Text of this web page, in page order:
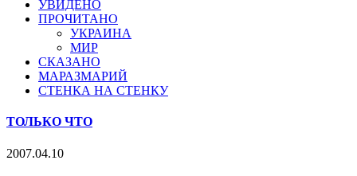
УВИДЕНО
ПРОЧИТАНО
УКРАИНА
МИР
СКАЗАНО
МАРАЗМАРИЙ
СТЕНКА НА СТЕНКУ
ТОЛЬКО ЧТО
2007.04.10